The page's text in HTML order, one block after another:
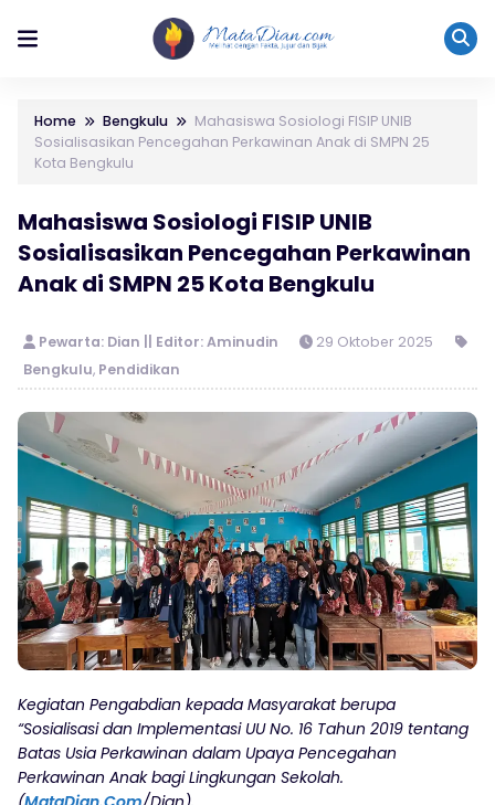
Home Bengkulu
Mahasiswa Sosiologi FISIP UNIB
Sosialisasikan Pencegahan Perkawinan Anak di SMPN 25
Kota Bengkulu
Mahasiswa Sosiologi FISIP UNIB
Sosialisasikan Pencegahan Perkawinan
Anak di SMPN 25 Kota Bengkulu
Pewarta: Dian || Editor: Aminudin
29 Oktober 2025
Bengkulu, Pendidikan
Kegiatan Pengabdian kepada Masyarakat berupa
“Sosialisasi dan Implementasi UU No. 16 Tahun 2019 tentang
Batas Usia Perkawinan dalam Upaya Pencegahan
Perkawinan Anak bagi Lingkungan Sekolah.